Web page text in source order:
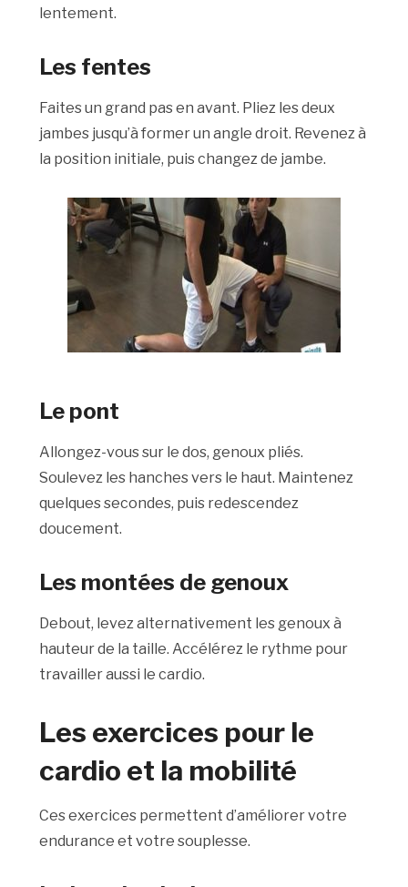
lentement.
Les fentes
Faites un grand pas en avant. Pliez les deux
jambes jusqu’à former un angle droit. Revenez à
la position initiale, puis changez de jambe.
Le pont
Allongez-vous sur le dos, genoux pliés.
Soulevez les hanches vers le haut. Maintenez
quelques secondes, puis redescendez
doucement.
Les montées de genoux
Debout, levez alternativement les genoux à
hauteur de la taille. Accélérez le rythme pour
travailler aussi le cardio.
Les exercices pour le
cardio et la mobilité
Ces exercices permettent d’améliorer votre
endurance et votre souplesse.